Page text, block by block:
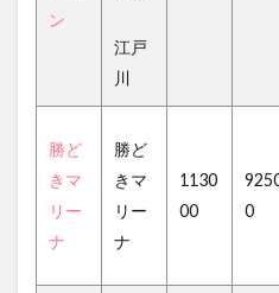
ン
江戸
川
勝ど
きマ
リー
ナ
勝ど
きマ
リー
ナ
1130
00
0